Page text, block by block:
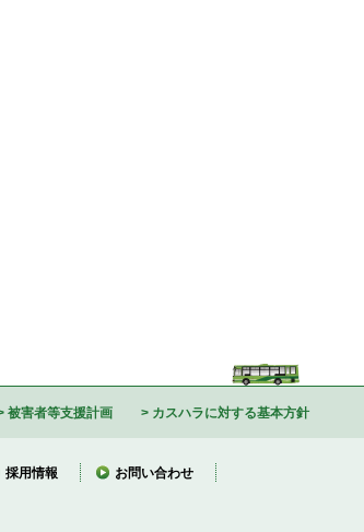
被害者等支援計画 カスハラに対する基本方針
採用情報 お問い合わせ